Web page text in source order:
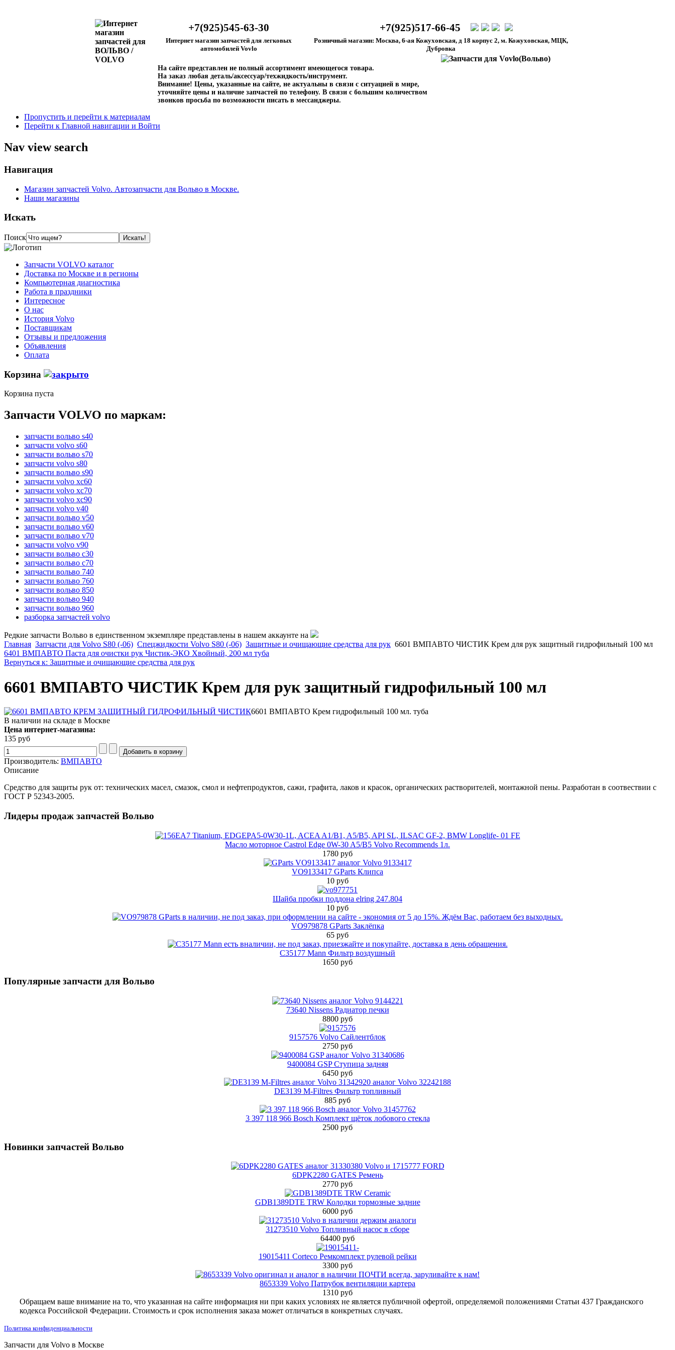
+7(925)545-63-30
Интернет магазин запчастей для легковых
автомобилей Vovlo
+7(925)517-66-45
Розничный магазин: Москва, 6-ая Кожуховская, д 18 корпус 2, м. Кожуховская, МЦК,
Дубровка
На сайте представлен не полный ассортимент имеющегося товара.
На заказ любая деталь/аксессуар/техжидкость/инструмент.
Внимание! Цены, указанные на сайте, не актуальны в связи с ситуацией в мире,
уточняйте цены и наличие запчастей по телефону. В связи с большим количеством
звонков просьба по возможности писать в мессанджеры.
Пропустить и перейти к материалам
Перейти к Главной навигации и Войти
Nav view search
Навигация
Магазин запчастей Volvo. Автозапчасти для Вольво в Москве.
Наши магазины
Искать
Поиск
Запчасти VOLVO каталог
Доставка по Москве и в регионы
Компьютерная диагностика
Работа в праздники
Интересное
О нас
История Volvo
Поставщикам
Отзывы и предложения
Объявления
Оплата
Корзина
Корзина пуста
Запчасти VOLVO по маркам:
запчасти вольво s40
запчасти volvo s60
запчасти вольво s70
запчасти volvo s80
запчасти вольво s90
запчасти volvo xc60
запчасти volvo xc70
запчасти volvo xc90
запчасти volvo v40
запчасти вольво v50
запчасти вольво v60
запчасти вольво v70
запчасти volvo v90
запчасти вольво c30
запчасти вольво c70
запчасти вольво 740
запчасти вольво 760
запчасти вольво 850
запчасти вольво 940
запчасти вольво 960
разборка запчастей volvo
Редкие запчасти Вольво в единственном экземпляре представлены в нашем аккаунте на
Главная Запчасти для Volvo S80 (-06) Спецжидкости Volvo S80 (-06) Защитные и очищающие средства для рук 6601 ВМПАВТО ЧИСТИК Крем для рук защитный гидрофильный 100 мл
6401 ВМПАВТО Паста для очистки рук Чистик-ЭКО Хвойный, 200 мл туба
Вернуться к: Защитные и очищающие средства для рук
6601 ВМПАВТО ЧИСТИК Крем для рук защитный гидрофильный 100 мл
6601 ВМПАВТО Крем гидрофильный 100 мл. туба
В наличии на складе в Москве
Цена интернет-магазина:
135 руб
Производитель: ВМПАВТО
Описание
Средство для защиты рук от: технических масел, смазок, смол и нефтепродуктов, сажи, графита, лаков и красок, органических растворителей, монтажной пены. Разработан в соотвествии с
ГОСТ Р 52343-2005.
Лидеры продаж запчастей Вольво
Масло моторное Castrol Edge 0W-30 A5/B5 Volvo Recommends 1л.
1780 руб
VO9133417 GParts Клипса
10 руб
Шайба пробки поддона elring 247.804
10 руб
VO979878 GParts Заклёпка
65 руб
C35177 Mann Фильтр воздушный
1650 руб
Популярные запчасти для Вольво
73640 Nissens Радиатор печки
8800 руб
9157576 Volvo Сайлентблок
2750 руб
9400084 GSP Ступица задняя
6450 руб
DE3139 M-Filtres Фильтр топливный
885 руб
3 397 118 966 Bosch Комплект щёток лобового стекла
2500 руб
Новинки запчастей Вольво
6DPK2280 GATES Ремень
2770 руб
GDB1389DTE TRW Колодки тормозные задние
6000 руб
31273510 Volvo Топливный насос в сборе
64400 руб
19015411 Corteco Ремкомплект рулевой рейки
3300 руб
8653339 Volvo Патрубок вентиляции картера
1310 руб
Обращаем ваше внимание на то, что указанная на сайте информация ни при каких условиях не является публичной офертой, определяемой положениями Статьи 437 Гражданского
кодекса Российской Федерации. Стоимость и срок исполнения заказа может отличаться в конкретных случаях.
Политика конфиденциальности
Запчасти для Volvo в Москве